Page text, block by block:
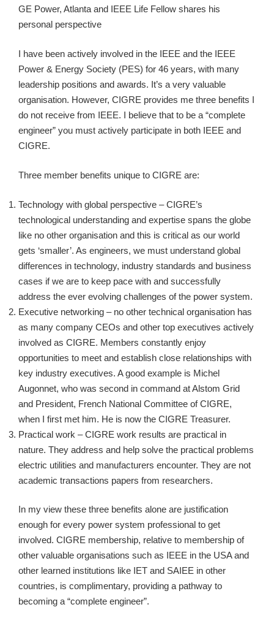
GE Power, Atlanta and IEEE Life Fellow shares his
personal perspective
I have been actively involved in the IEEE and the IEEE
Power & Energy Society (PES) for 46 years, with many
leadership positions and awards. It’s a very valuable
organisation. However, CIGRE provides me three benefits I
do not receive from IEEE. I believe that to be a “complete
engineer” you must actively participate in both IEEE and
CIGRE.
Three member benefits unique to CIGRE are:
Technology with global perspective – CIGRE’s
technological understanding and expertise spans the globe
like no other organisation and this is critical as our world
gets ‘smaller’. As engineers, we must understand global
differences in technology, industry standards and business
cases if we are to keep pace with and successfully
address the ever evolving challenges of the power system.
Executive networking – no other technical organisation has
as many company CEOs and other top executives actively
involved as CIGRE. Members constantly enjoy
opportunities to meet and establish close relationships with
key industry executives. A good example is Michel
Augonnet, who was second in command at Alstom Grid
and President, French National Committee of CIGRE,
when I first met him. He is now the CIGRE Treasurer.
Practical work – CIGRE work results are practical in
nature. They address and help solve the practical problems
electric utilities and manufacturers encounter. They are not
academic transactions papers from researchers.
In my view these three benefits alone are justification
enough for every power system professional to get
involved. CIGRE membership, relative to membership of
other valuable organisations such as IEEE in the USA and
other learned institutions like IET and SAIEE in other
countries, is complimentary, providing a pathway to
becoming a “complete engineer”.